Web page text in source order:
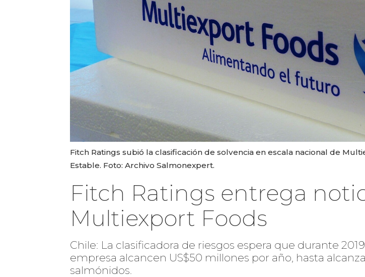
Fitch Ratings subió la clasificación de solvencia en escala nacional de
Estable. Foto: Archivo Salmonexpert.
Fitch Ratings entrega
Multiexport Foods
Chile: La clasificadora de riesgos espera que durante
empresa alcancen US$50 millones por año, hasta
salmónidos.